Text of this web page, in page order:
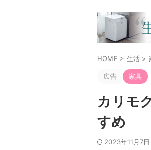
HOME > 生活 >
広告 家具
カリモ
すめ
2023年11月7日